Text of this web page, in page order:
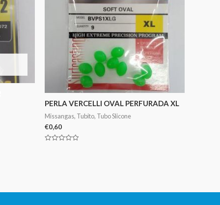
PERLA VERCELLI OVAL PERFURADA XL
Missangas, Tubito, Tubo Slicone
€0,60